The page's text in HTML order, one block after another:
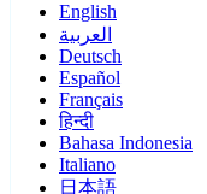
English
العربية
Deutsch
Español
Français
हिन्दी
Bahasa Indonesia
Italiano
日本語